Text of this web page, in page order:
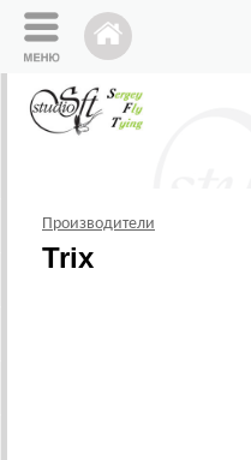
Производители
Trix